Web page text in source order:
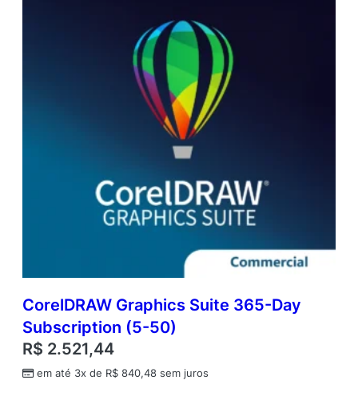
CorelDRAW Graphics Suite 365-Day
Subscription (5-50)
R$ 2.521,44
em até 3x de R$ 840,48 sem juros